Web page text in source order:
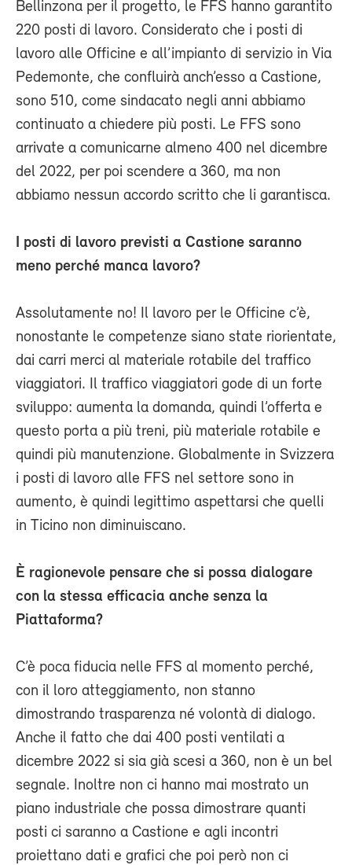
Bellinzona per il progetto, le FFS hanno garantito
220 posti di lavoro. Considerato che i posti di
lavoro alle Officine e all’impianto di servizio in Via
Pedemonte, che confluirà anch’esso a Castione,
sono 510, come sindacato negli anni abbiamo
continuato a chiedere più posti. Le FFS sono
arrivate a comunicarne almeno 400 nel dicembre
del 2022, per poi scendere a 360, ma non
abbiamo nessun accordo scritto che li garantisca.
I posti di lavoro previsti a Castione saranno
meno perché manca lavoro?
Assolutamente no! Il lavoro per le Officine c’è,
nonostante le competenze siano state riorientate,
dai carri merci al materiale rotabile del traffico
viaggiatori. Il traffico viaggiatori gode di un forte
sviluppo: aumenta la domanda, quindi l’offerta e
questo porta a più treni, più materiale rotabile e
quindi più manutenzione. Globalmente in Svizzera
i posti di lavoro alle FFS nel settore sono in
aumento, è quindi legittimo aspettarsi che quelli
in Ticino non diminuiscano.
È ragionevole pensare che si possa dialogare
con la stessa efficacia anche senza la
Piattaforma?
C’è poca fiducia nelle FFS al momento perché,
con il loro atteggiamento, non stanno
dimostrando trasparenza né volontà di dialogo.
Anche il fatto che dai 400 posti ventilati a
dicembre 2022 si sia già scesi a 360, non è un bel
segnale. Inoltre non ci hanno mai mostrato un
piano industriale che possa dimostrare quanti
posti ci saranno a Castione e agli incontri
proiettano dati e grafici che poi però non ci